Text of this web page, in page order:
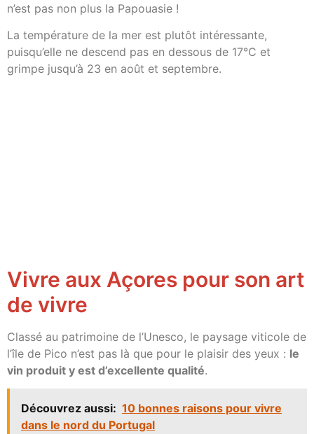
n’est pas non plus la Papouasie !
La température de la mer est plutôt intéressante,
puisqu’elle ne descend pas en dessous de 17°C et
grimpe jusqu’à 23 en août et septembre.
Vivre aux Açores pour son art
de vivre
Classé au patrimoine de l’Unesco, le paysage viticole de
l’île de Pico n’est pas là que pour le plaisir des yeux : le
vin produit y est d’excellente qualité.
Découvrez aussi: 10 bonnes raisons pour vivre
dans le nord du Portugal